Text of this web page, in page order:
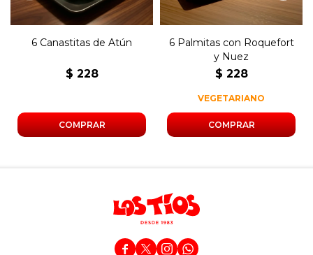
6 Canastitas de Atún
$ 228
6 Palmitas con Roquefort
y Nuez
$ 228
VEGETARIANO
   